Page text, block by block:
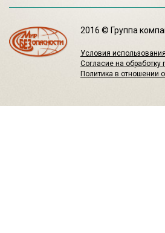
2016 © Группа
Условия
Согласие на
Политика в отношении